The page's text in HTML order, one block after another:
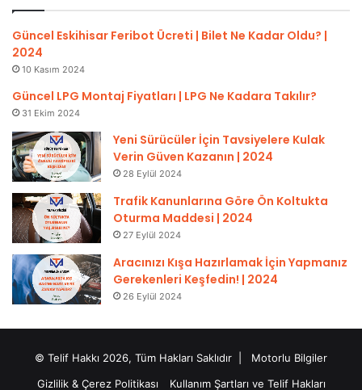
Güncel Eskihisar Feribot Ücreti | Bilet Ne Kadar Oldu? |
2024
10 Kasım 2024
Güncel LPG Montaj Fiyatları | LPG Ne Kadara Takılır?
31 Ekim 2024
Yeni Sürücüler İçin Tavsiyelere Kulak
Verin Güven Kazanın | 2024
28 Eylül 2024
Trafik Kanunlarına Göre Ön Koltukta
Oturma Maddesi | 2024
27 Eylül 2024
Aracınızı Kışa Hazırlamak İçin Yapmanız
Gerekenleri Keşfedin! | 2024
26 Eylül 2024
© Telif Hakkı 2026, Tüm Hakları Saklıdır | Motorlu Bilgiler
Gizlilik & Çerez Politikası
Kullanım Şartları ve Telif Hakları